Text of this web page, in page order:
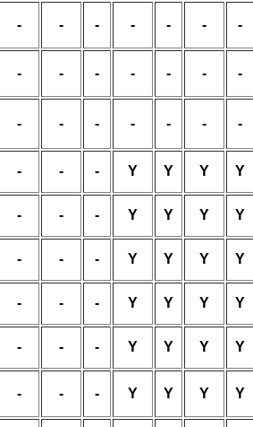
- - - - - - -
- - - - - - -
- - - - - - -
- - - Y Y Y Y
- - - Y Y Y Y
- - - Y Y Y Y
- - - Y Y Y Y
- - - Y Y Y Y
- - - Y Y Y Y